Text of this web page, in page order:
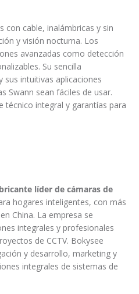
con cable, inalámbricas y sin
y visión nocturna. Los
avanzadas como detección
Su sencilla
sus intuitivas aplicaciones
Swann sean fáciles de usar.
técnico integral y garantías para
líder de cámaras de
hogares inteligentes, con más
China. La empresa se
integrales y profesionales
de CCTV. Bokysee
y desarrollo, marketing y
integrales de sistemas de